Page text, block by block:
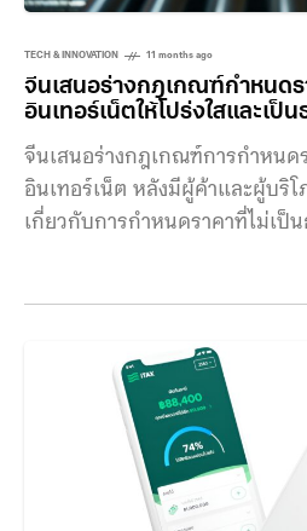
TECH & INNOVATION 11 months ago
จีนเสนอร่างกฎเกณฑ์กำหนด
อินเทอร์เน็ตให้โปร่งใสและเป็
จีนเสนอร่างกฎเกณฑ์การกำหน
อินเทอร์เน็ต หลังมีผู้ค้าและผู้บริโ
เกี่ยวกับการกำหนดราคาที่ไม่เป็น
มีพฤติกรรมปั่นราคาเพื่อกระตุ้นย
ในขณะที่ผู้บริโภคก็พบว่าราคาที่โ
ความสับสน ย้อนกลับไปในปี
กว่า 2.75 พันล้านหรียญ จากกา
การผูกขาด ซึ่งบริษัทก็ยอมรับคำ
นี้ เหล่ายักษ์ใหญ่ด้านอีคอมเมิร์ซ